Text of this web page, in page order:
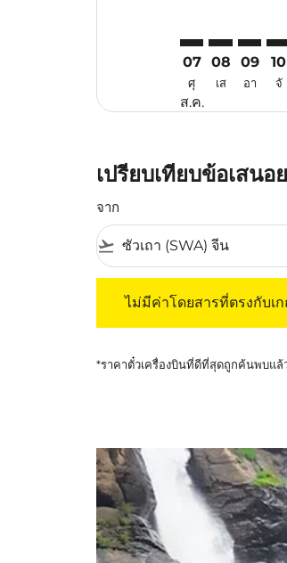
07
ศุ
ส.ค.
08
เส
09
อา
10
จั
เปรียบเทียบข้อเสน
จาก
flight_takeoff
ไม่มีค่าโดยสารที่ตรงกับ
*ราคาตั๋วเครื่องบินที่ดีที่สุดถูกค้นพบแ